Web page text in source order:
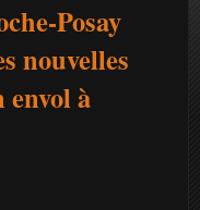
Posay
nouvelles
à